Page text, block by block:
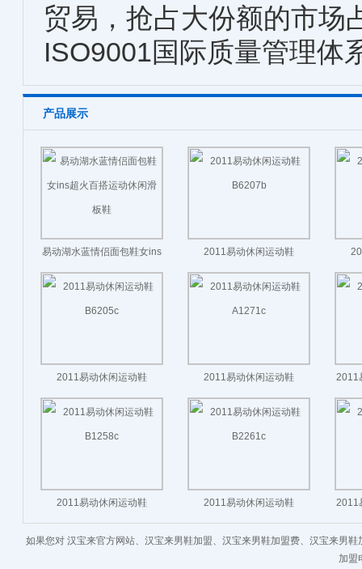
贸易，抢占大份额的市场
ISO9001国际质量管理体
产品展示
易动湖水蓝情侣面包鞋女ins
超火百搭运动休闲滑板鞋
2011易动休闲运动鞋
B6207b
2011易动休闲运动鞋
B6205c
2011易动休闲运动鞋
A1271c
2011
2011易动休闲运动鞋
B1258c
2011易动休闲运动鞋
B2261c
2011
如果您对 汉宝来官方网站、汉宝来男鞋加盟、汉宝来男鞋加盟费、汉宝来男
加盟